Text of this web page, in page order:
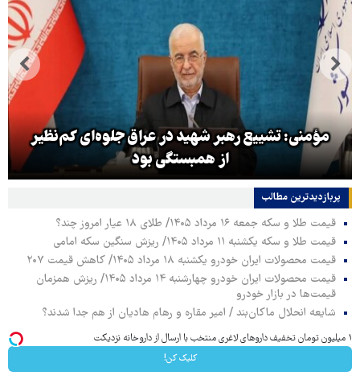
مؤمنی: تشییع رهبر شهید در عراق جلوه‌ای کم‌نظیر
از همبستگی بود
پربازدیدترین‌ مطالب
قیمت طلا و سکه جمعه ۱۶ مرداد ۱۴۰۵/ طلای ۱۸ عیار امروز چند؟
قیمت طلا و سکه یکشنبه ۱۱ مرداد ۱۴۰۵/ ریزش سنگین سکه امامی
قیمت محصولات ایران خودرو یکشنبه ۱۸ مرداد ۱۴۰۵/ کاهش قیمت ۲۰۷
قیمت محصولات ایران خودرو چهارشنبه ۱۴ مرداد ۱۴۰۵/ ریزش همزمان
قیمت‌ها در بازار خودرو
شایعه انحلال ماکان‌بند / امیر مقاره و رهام هادیان از هم جدا شدند؟
۱ میلیون تومان تخفیف داروهای لاغری منتخب با ارسال از داروخانه نزدیکت
کلیک کن!